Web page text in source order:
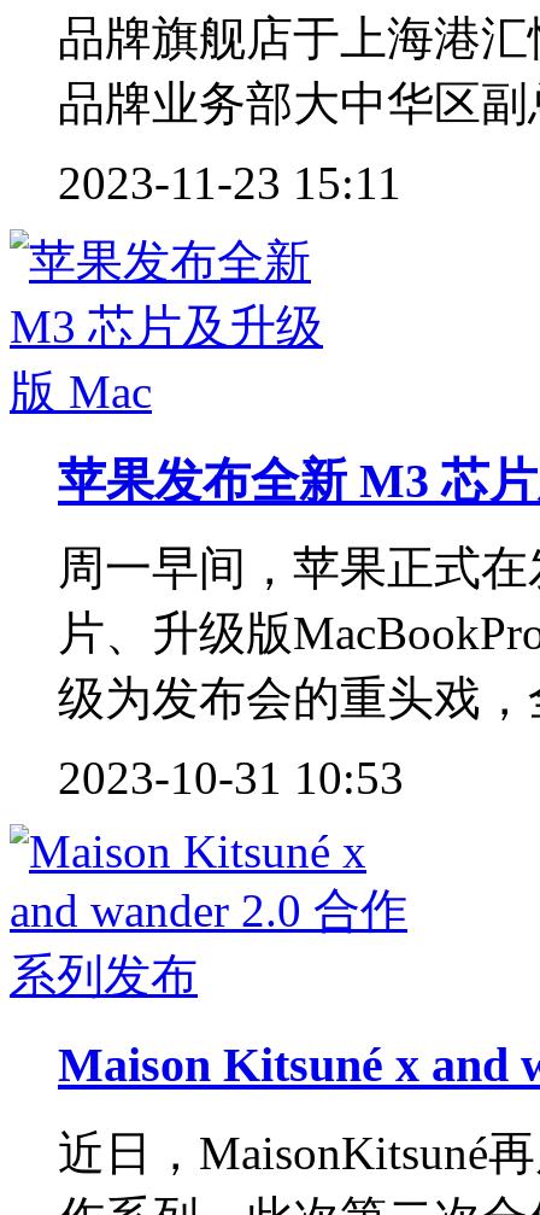
品牌旗舰店于上海港
品牌业务部大中华区副
2023-11-23 15:11
苹果发布全新 M3 芯
周一早间，苹果正式
片、升级版
级为发布会的重头戏
2023-10-31 10:53
Maison Kitsuné x and
近日，MaisonKitsuné